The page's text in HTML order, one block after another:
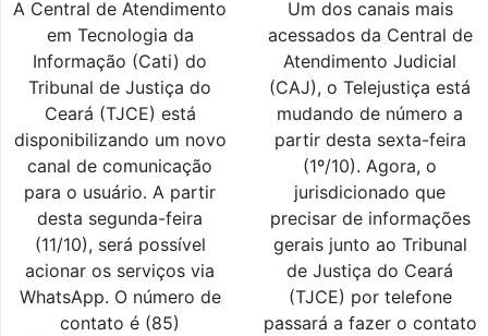
A Central de Atendimento
em Tecnologia da
Informação (Cati) do
Tribunal de Justiça do
Ceará (TJCE) está
disponibilizando um novo
canal de comunicação
para o usuário. A partir
desta segunda-feira
(11/10), será possível
acionar os serviços via
WhatsApp. O número de
contato é (85)
Um dos canais mais
acessados da Central de
Atendimento Judicial
(CAJ), o Telejustiça está
mudando de número a
partir desta sexta-feira
(1º/10). Agora, o
jurisdicionado que
precisar de informações
gerais junto ao Tribunal
de Justiça do Ceará
(TJCE) por telefone
passará a fazer o contato